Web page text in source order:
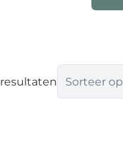
resultaten Sorteer op